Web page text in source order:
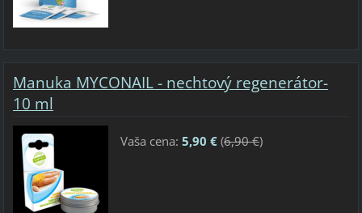
Manuka MYCONAIL - nechtový regenerátor-
10 ml
Vaša cena: 5,90 €(6,90 €)